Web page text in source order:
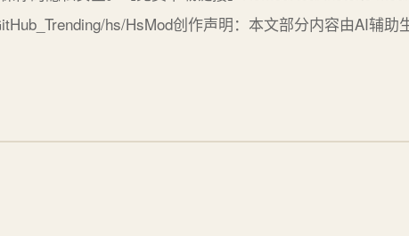
hs/HsMod创作声明：本文部分内容由AI辅助